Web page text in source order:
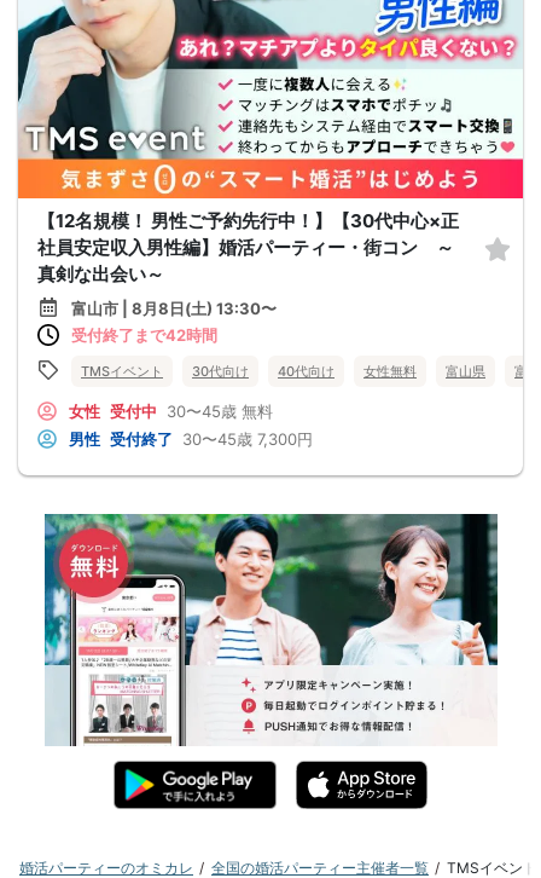
【12名規模！ 男性ご予約先行中！】【30代中心×正
社員安定収入男性編】婚活パーティー・街コン ～
真剣な出会い～
富山市 | 8月8日(土) 13:30〜
受付終了まで42時間
TMSイベント 30代向け 40代向け 女性無料 富山県 富
女性 受付中 30〜45歳 無料
男性 受付終了 30〜45歳 7,300円
婚活パーティーのオミカレ 全国の婚活パーティー主催者一覧 TMSイベント